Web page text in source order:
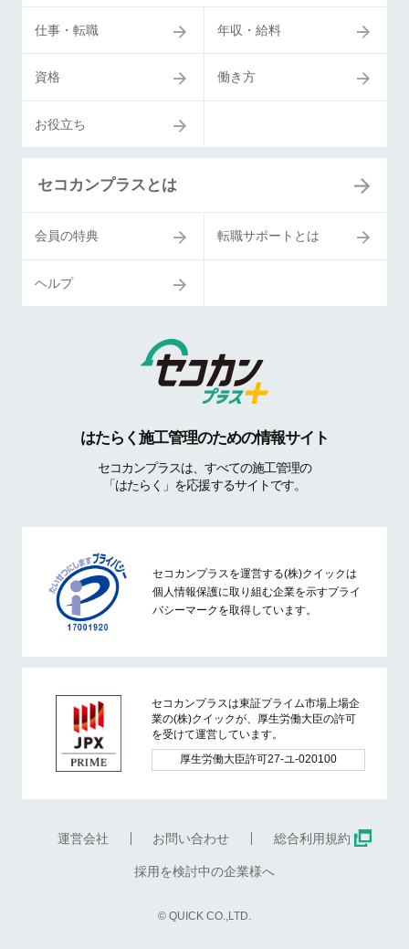
仕事・転職 年収・給料
資格 働き方
お役立ち
セコカンプラスとは
会員の特典 転職サポートとは
ヘルプ
はたらく施工管理のための情報サイト
セコカンプラスは、すべての施工管理の
「はたらく」を応援するサイトです。
セコカンプラスを運営する(株)クイックは
個人情報保護に取り組む企業を示すプライ
バシーマークを取得しています。
セコカンプラスは東証プライム市場上場企
業の(株)クイックが、厚生労働大臣の許可
を受けて運営しています。
厚生労働大臣許可27-ユ-020100
運営会社 お問い合わせ 総合利用規約
採用を検討中の企業様へ
© QUICK CO.,LTD.